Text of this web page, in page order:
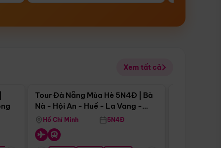
Xem tất cả
Điểm nổi bật
Tour Đà Nẵng Mùa Hè 5N4Đ | Bà
Nà - Hội An - Huế - La Vang -
Động Thiên Đường
Hồ Chí Minh 5N4Đ